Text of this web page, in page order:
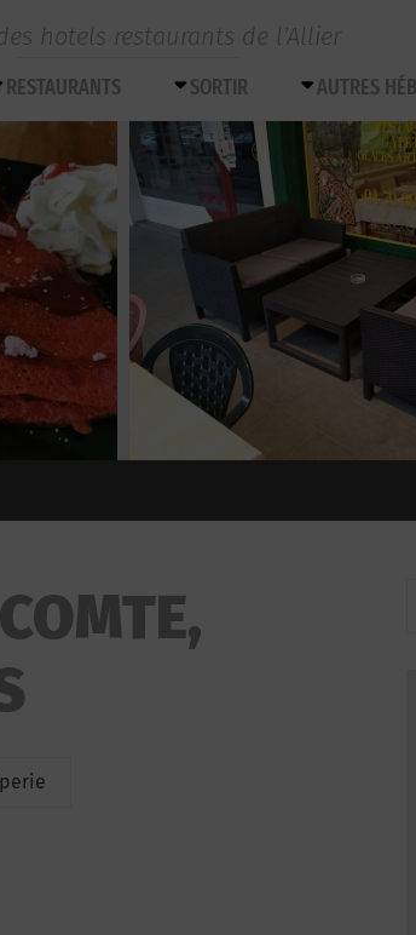
hotels restaurants de l’Allier
RESTAURANTS SORTIR AUTRES